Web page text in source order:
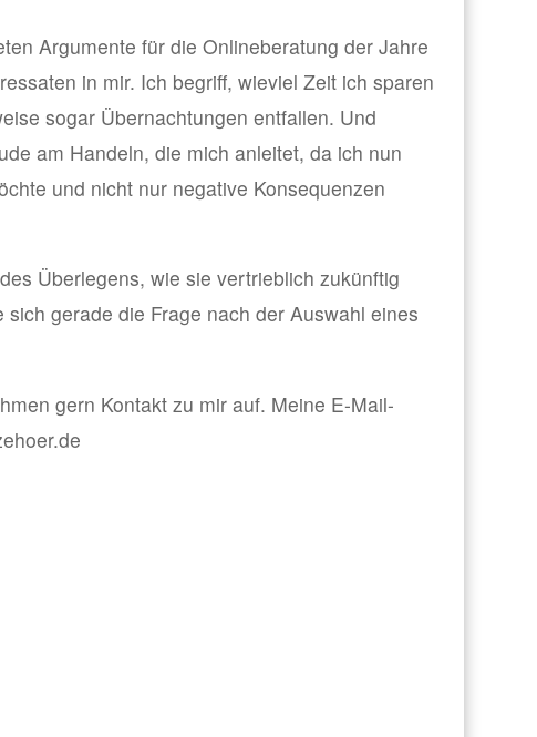
Argumente für die Onlineberatung der Jahre
in mir. Ich begriff, wieviel Zeit ich sparen
sogar Übernachtungen entfallen. Und
am Handeln, die mich anleitet, da ich nun
und nicht nur negative Konsequenzen
Überlegens, wie sie vertrieblich zukünftig
sich gerade die Frage nach der Auswahl eines
gern Kontakt zu mir auf. Meine E-Mail-